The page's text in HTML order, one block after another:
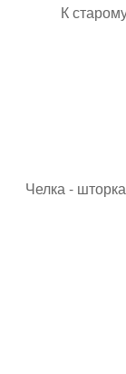
К
Челка -